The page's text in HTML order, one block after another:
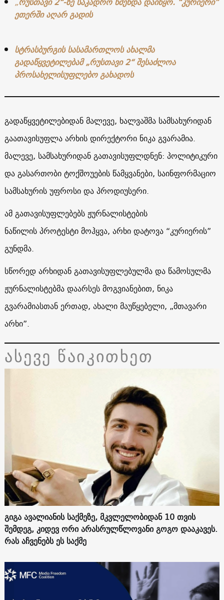
ეთერში აღარ გადის
სტრასბურგის სასამართლოს ახალმა
გადაწყვეტილებამ „რუსთავი 2“ შესაძლოა
პროსახელისუფლებო გახადოს
გადაწყვეტილებიდან მალევე, ხალვაშმა სამსახურიდან
გაათავისუფლა არხის დირექტორი ნიკა გვარამია.
მალევე, სამსახურიდან გათავისუფლდნენ: პოლიტიკური
და გასართობი ტოქშოუების წამყვანები, საინფორმაციო
სამსახურის უფროსი და პროდიუსერი.
ამ გათავისუფლებებს ჟურნალისტების
ნაწილის პროტესტი მოჰყვა, არხი დატოვა “კურიერის”
გუნდმა.
სწორედ არხიდან გათავისუფლებულმა და წამოსულმა
ჟურნალისტებმა დაარსეს მოგვიანებით, ნიკა
გვარამიასთან ერთად, ახალი მაუწყებელი, „მთავარი
არხი”.
ასევე წაიკითხეთ
გიგა ავალიანის საქმეზე, მკვლელობიდან 10 თვის
შემდეგ, კიდევ ორი არასრულწლოვანი გოგო დააკავეს.
რას აჩვენებს ეს საქმე